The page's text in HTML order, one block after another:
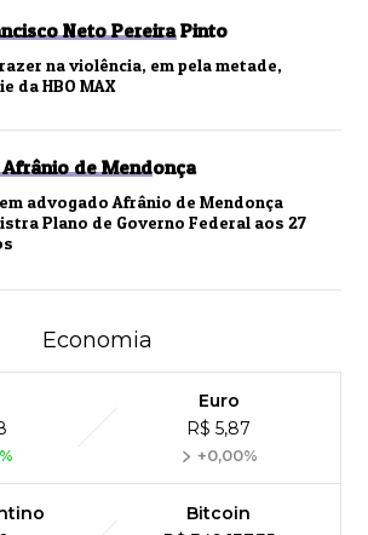
Neto Pereira Pinto
na violência, em pela metade,
da HBO MAX
Afrânio de Mendonça
advogado Afrânio de Mendonça
Plano de Governo Federal aos 27
Economia
Euro
R$ 5,87
+0,00%
Bitcoin